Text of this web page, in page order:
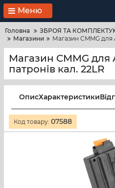
Меню
Головна ЗБРОЯ ТА
Магазини
Магазин CMMG для
Магазин CMMG для
патронів кал. 22LR
ОписХарактеристики
Код товару: 07588